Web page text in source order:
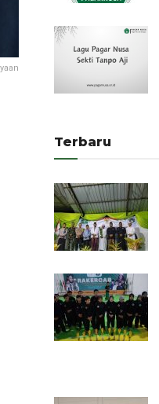
Terbaru